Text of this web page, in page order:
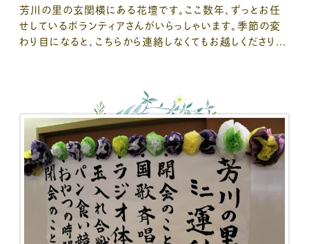
芳川の里の玄関横にある花壇です。ここ数年、ずっとお任
せしているボランティアさんがいらっしゃいます。季節の変
わり目になると、こちらから連絡しなくてもお越しくださり...